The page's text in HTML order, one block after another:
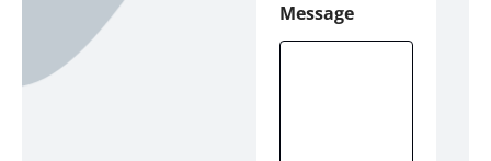
Message